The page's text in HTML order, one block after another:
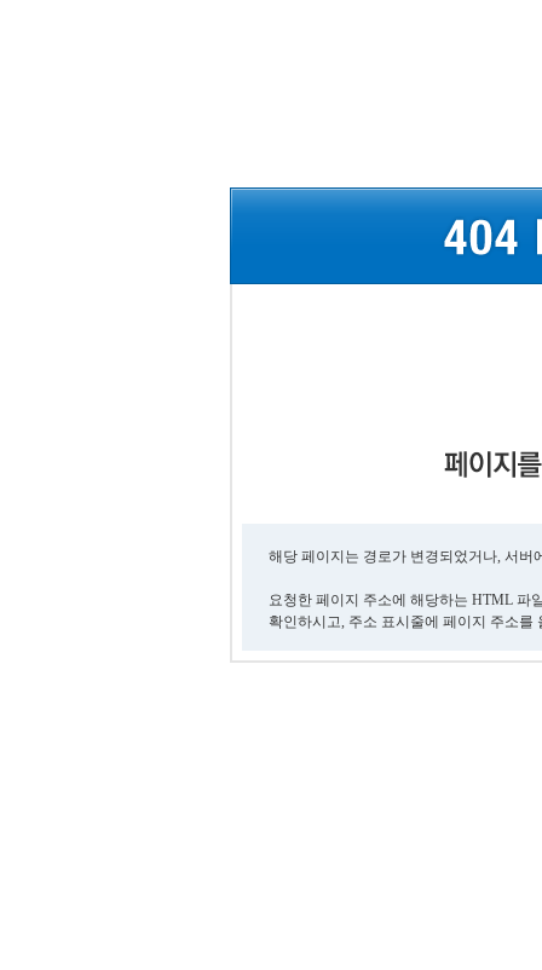
해당 페이지는 경로가 변경되었거나, 서
요청한 페이지 주소에 해당하는 HTML 파
확인하시고, 주소 표시줄에 페이지 주소